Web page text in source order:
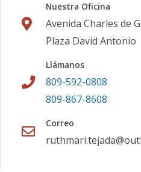
Nuestra Oficina
Avenida Charles de
Plaza David Antonio
Llámanos
809-592-0808
809-867-8608
Correo